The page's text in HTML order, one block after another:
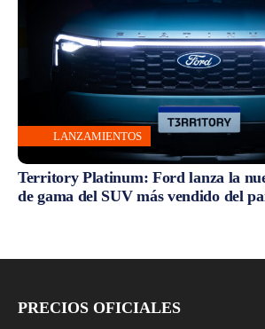
LANZAMIENTOS
Territory Platinum: Ford lanza la
de gama del SUV más vendido del
PRECIOS OFICIALES